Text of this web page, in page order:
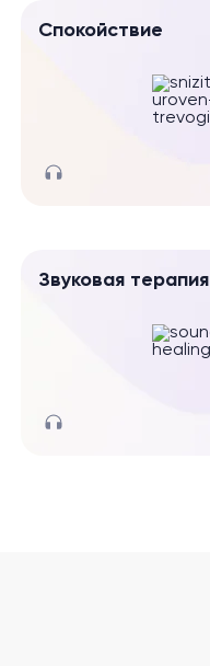
Спокойствие
Звуковая терапия